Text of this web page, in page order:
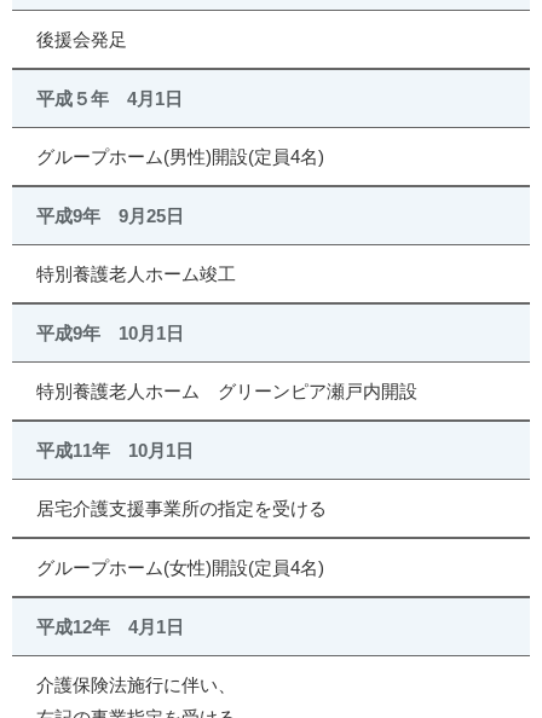
後援会発足
平成５年 4月1日
グループホーム(男性)開設(定員4名)
平成9年 9月25日
特別養護老人ホーム竣工
平成9年 10月1日
特別養護老人ホーム グリーンピア瀬戸内開設
平成11年 10月1日
居宅介護支援事業所の指定を受ける
グループホーム(女性)開設(定員4名)
平成12年 4月1日
介護保険法施行に伴い、